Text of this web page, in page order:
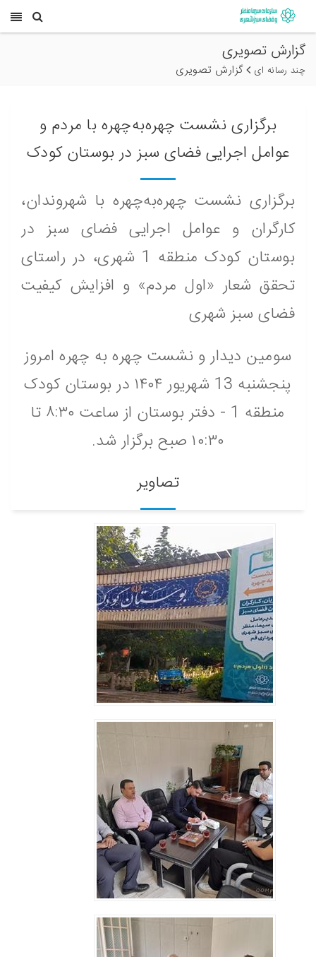
گزارش تصویری
چند رسانه ای گزارش تصویری
برگزاری نشست چهره‌به‌چهره با مردم و
عوامل اجرایی فضای سبز در بوستان‌ کودک
برگزاری نشست‌ چهره‌به‌چهره با شهروندان،
کارگران و عوامل اجرایی فضای سبز در
بوستان‌ کودک منطقه 1 شهری، در راستای
تحقق شعار «اول مردم» و افزایش کیفیت
فضای سبز شهری
سومین دیدار و نشست چهره به چهره امروز
پنجشنبه 13 شهریور ۱۴۰۴ در بوستان کودک
منطقه 1 - دفتر بوستان از ساعت ۸:۳۰ تا
۱۰:۳۰ صبح برگزار شد.
تصاویر